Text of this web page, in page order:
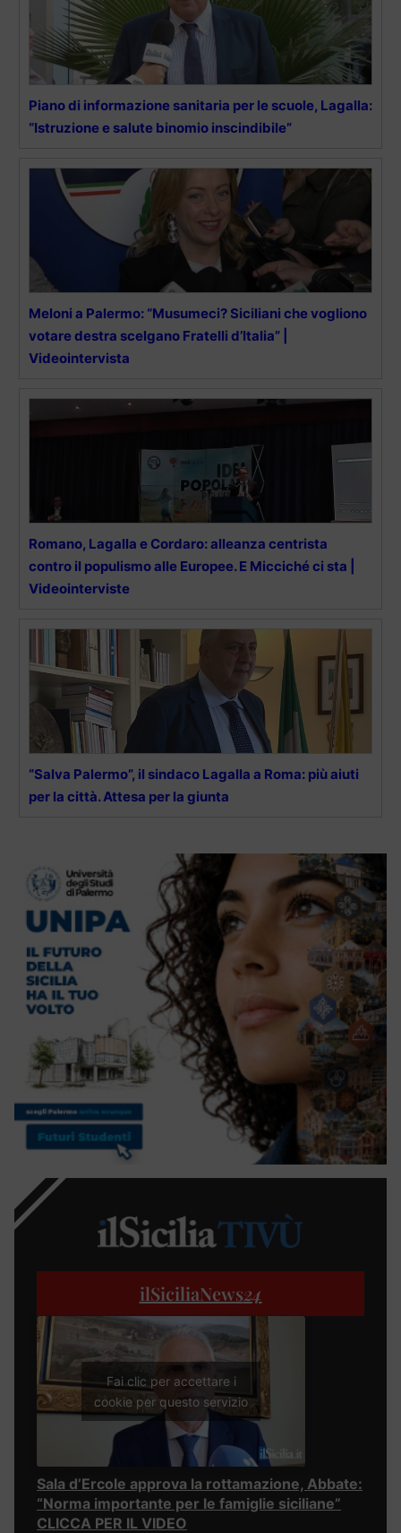
Piano di informazione sanitaria per le scuole, Lagalla:
“Istruzione e salute binomio inscindibile”
Meloni a Palermo: “Musumeci? Siciliani che vogliono
votare destra scelgano Fratelli d’Italia” |
Videointervista
Romano, Lagalla e Cordaro: alleanza centrista
contro il populismo alle Europee. E Micciché ci sta |
Videointerviste
“Salva Palermo”, il sindaco Lagalla a Roma: più aiuti
per la città. Attesa per la giunta
ilSiciliaNews24
Fai clic per accettare i
cookie per questo servizio
Sala d’Ercole approva la rottamazione, Abbate:
“Norma importante per le famiglie siciliane”
CLICCA PER IL VIDEO